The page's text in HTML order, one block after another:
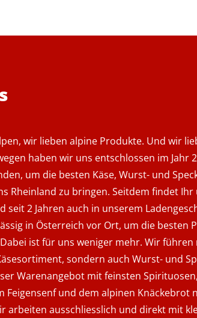
wir lieben alpine Produkte. Und wir
haben wir uns entschlossen im Jahr
um die besten Käse, Wurst- und
Rheinland zu bringen. Seitdem findet
seit 2 Jahren auch in unserem
in Österreich vor Ort, um die besten
ist für uns weniger mehr. Wir
sondern auch Wurst- und
Warenangebot mit feinsten Spirituosen,
Feigensenf und dem alpinen Knäckebrot
arbeiten ausschliesslich und direkt mit